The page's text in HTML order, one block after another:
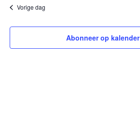
datum.
Vorige dag
Abonneer op kalender